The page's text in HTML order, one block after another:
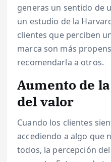
generas un sentido de
un estudio de la
clientes que perciben
marca son más
recomendarla a otros.
Aumento de
del valor
Cuando los clientes
accediendo a algo que
todos, la percepción